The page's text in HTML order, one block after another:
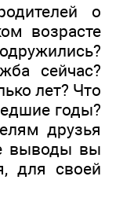
о
возрасте
сейчас?
лет? Что
годы?
друзья
выводы вы
для своей